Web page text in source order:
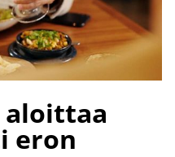
aloittaa
eron